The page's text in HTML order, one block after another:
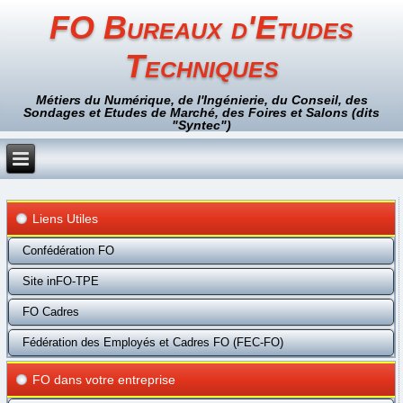
FO Bureaux d'Etudes
Techniques
Métiers du Numérique, de l'Ingénierie, du Conseil, des
Sondages et Etudes de Marché, des Foires et Salons (dits
"Syntec")
Liens Utiles
Confédération FO
Site inFO-TPE
FO Cadres
Fédération des Employés et Cadres FO (FEC-FO)
FO dans votre entreprise